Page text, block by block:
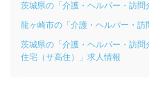
茨城県の「介護・ヘルパー・訪
龍ヶ崎市の「介護・ヘルパー・訪
茨城県の「介護・ヘルパー・訪
住宅（サ高住）」求人情報